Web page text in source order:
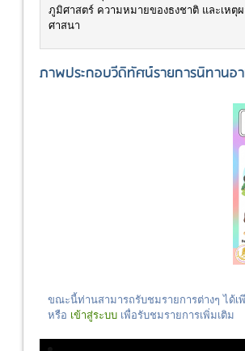
ภูมิศาสตร์ ความหมายของธงชาติ และเหตุ
ศาสนา
ภาพประกอบวีดิทัศน์รายการนิทานอ
ขณะนี้ท่านสามารถรับชมรายการต่างๆ ได้
หรือ เข้าสู่ระบบ เพื่อรับชมรายการเพิ่มเติม